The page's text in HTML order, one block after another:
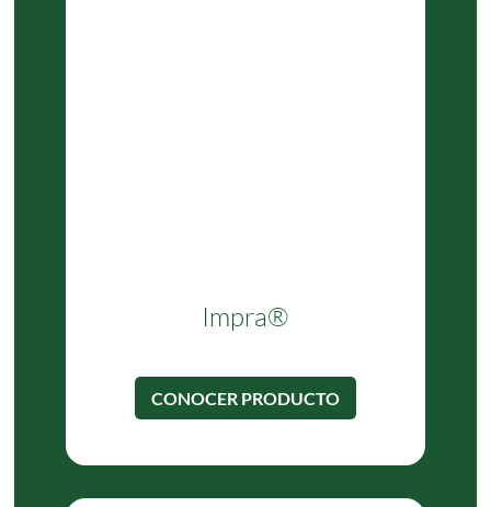
Impra®
CONOCER PRODUCTO